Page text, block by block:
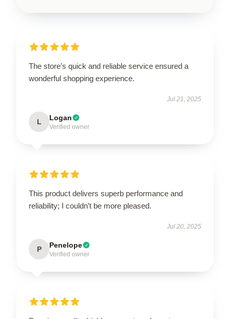
The store's quick and reliable service ensured a
wonderful shopping experience.
Jul 21, 2025
L Logan
Verified owner
This product delivers superb performance and
reliability; I couldn’t be more pleased.
Jul 20, 2025
P Penelope
Verified owner